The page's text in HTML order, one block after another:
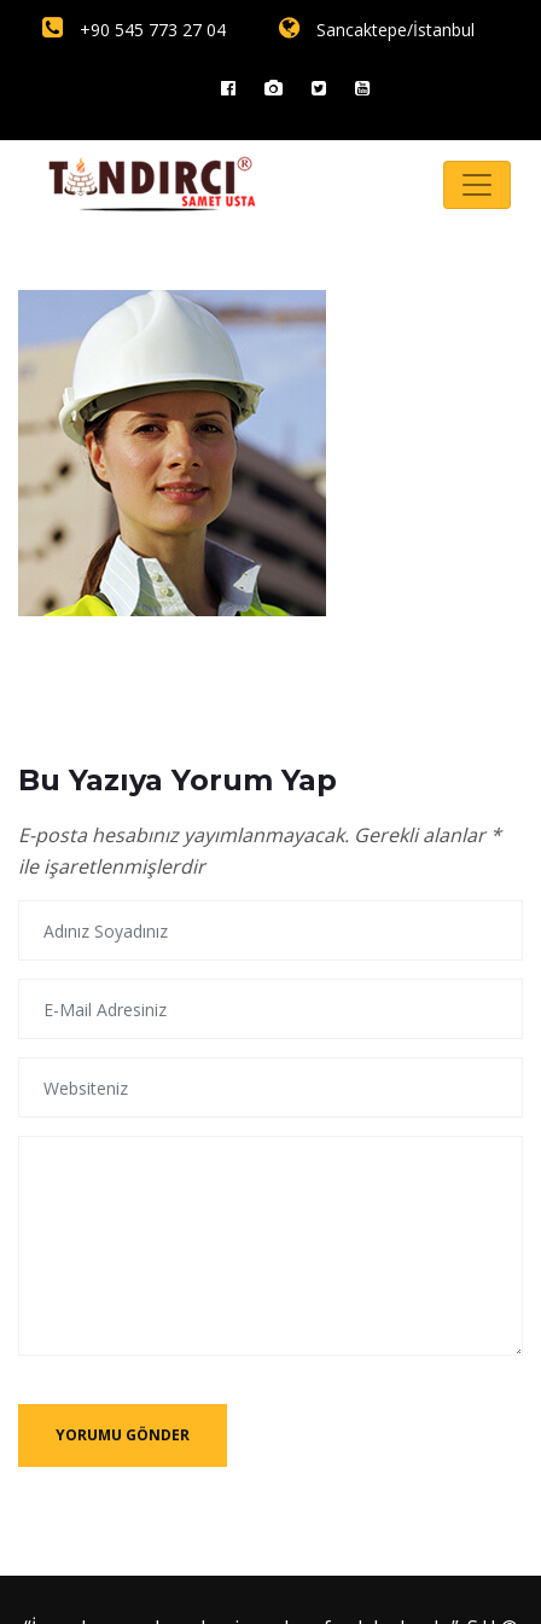
+90 545 773 27 04 Sancaktepe/İstanbul
Bu Yazıya Yorum Yap
E-posta hesabınız yayımlanmayacak. Gerekli alanlar *
ile işaretlenmişlerdir